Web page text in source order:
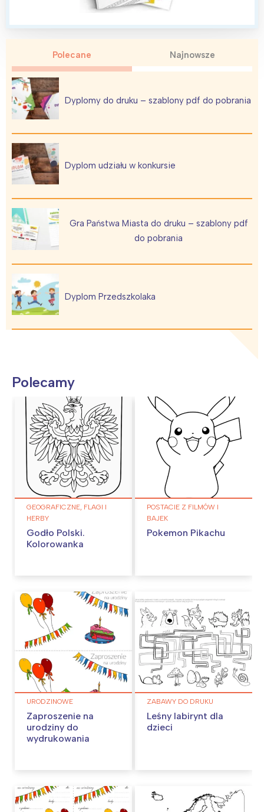
Polecane Najnowsze
Dyplomy do druku – szablony pdf do pobrania
Dyplom udziału w konkursie
Gra Państwa Miasta do druku – szablony pdf
do pobrania
Dyplom Przedszkolaka
Polecamy
GEOGRAFICZNE, FLAGI I
HERBY
Godło Polski.
Kolorowanka
POSTACIE Z FILMÓW I
BAJEK
Pokemon Pikachu
URODZINOWE
Zaproszenie na
urodziny do
wydrukowania
ZABAWY DO DRUKU
Leśny labirynt dla
dzieci
Interesują mnie wydarzenia z
Warszawa
Łódź
Trójmiasto
Poznań
Kraków
Wybieram